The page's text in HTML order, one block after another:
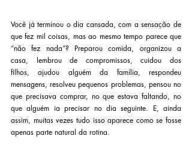
Você já terminou o dia cansada, com a sensação de
que fez mil coisas, mas ao mesmo tempo parece que
“não fez nada”? Preparou comida, organizou a
casa, lembrou de compromissos, cuidou dos
filhos, ajudou alguém da família, respondeu
mensagens, resolveu pequenos problemas, pensou no
que precisava comprar, no que estava faltando, no
que alguém ia precisar no dia seguinte. E, ainda
assim, muitas vezes tudo isso aparece como se fosse
apenas parte natural da rotina.